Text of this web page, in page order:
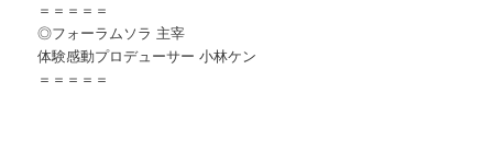
＝＝＝＝＝
◎フォーラムソラ 主宰
体験感動プロデューサー 小林ケン
＝＝＝＝＝